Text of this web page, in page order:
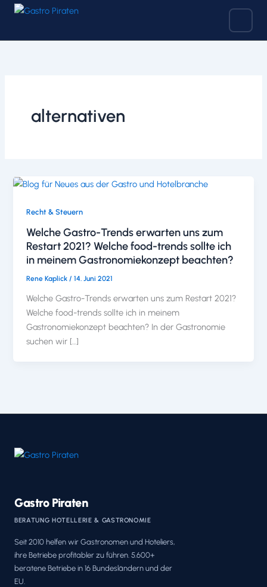
Zum
alternativen
Recht & Steuern
Welche Gastro-Trends erwarten uns zum
Restart 2021? Welche food-trends sollte ich
in meinem Gastronomiekonzept beachten?
Rene Kaplick/14. Juni 2021
Welche Gastro-Trends erwarten uns zum Restart 2021?
Welche food-trends sollte ich in meinem
Gastronomiekonzept beachten? In der Gastronomie
suchen wir […]
Gastro Piraten
BERATUNG HOTELLERIE & GASTRONOMIE
Seit 2010 helfen wir Gastronomen und Hoteliers,
ihre Betriebe profitabler zu führen. 5.600+
beratene Betriebe in 16 Bundesländern und der
EU.